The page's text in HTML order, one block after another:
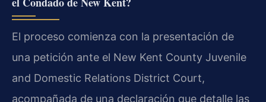
El proceso comienza con la presentación de
una petición ante el New Kent County Juvenile
and Domestic Relations District Court,
acompañada de una declaración que detalle las